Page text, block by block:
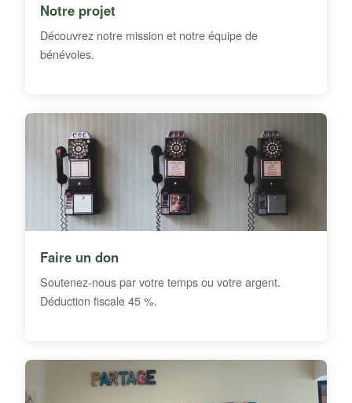
Notre projet
Découvrez notre mission et notre équipe de
bénévoles.
Faire un don
Soutenez-nous par votre temps ou votre argent.
Déduction fiscale 45 %.